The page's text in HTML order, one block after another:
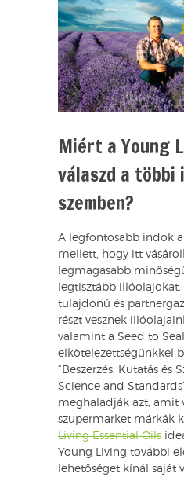
Miért a Young
válaszd a
szemben?
A legfontosabb indok
mellett, hogy itt
legmagasabb
legtisztább
tulajdonú és
részt vesznek
valamint a Seed to
elkötelezettségünkkel
“Beszerzés, Kutatás és
Science and
meghaladják azt, amit
szupermarket márkák
Living Essential Oils
Young Living további
lehetőséget kínál saját